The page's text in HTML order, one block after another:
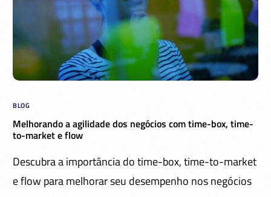
BLOG
Melhorando a agilidade dos negócios com time-box, time-
to-market e flow
Descubra a importância do time-box, time-to-market
e flow para melhorar seu desempenho nos negócios